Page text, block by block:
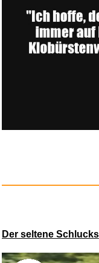
Der seltene